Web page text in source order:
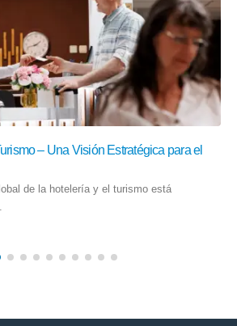
– Una Visión Estratégica para el
de la hotelería y el turismo está